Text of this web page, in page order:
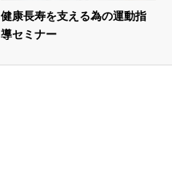
健康長寿を支える為の運動指
導セミナー